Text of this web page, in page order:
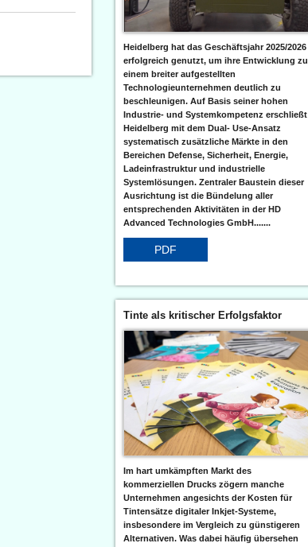
Heidelberg hat das Geschäftsjahr 2025/2026
erfolgreich genutzt, um ihre Entwicklung zu
einem breiter aufgestellten
Technologieunternehmen deutlich zu
beschleunigen. Auf Basis seiner hohen
Industrie- und Systemkompetenz erschließt
Heidelberg mit dem Dual- Use-Ansatz
systematisch zusätzliche Märkte in den
Bereichen Defense, Sicherheit, Energie,
Ladeinfrastruktur und industrielle
Systemlösungen. Zentraler Baustein dieser
Ausrichtung ist die Bündelung aller
entsprechenden Aktivitäten in der HD
Advanced Technologies GmbH.......
PDF
Tinte als kritischer Erfolgsfaktor
Im hart umkämpften Markt des
kommerziellen Drucks zögern manche
Unternehmen angesichts der Kosten für
Tintensätze digitaler Inkjet-Systeme,
insbesondere im Vergleich zu günstigeren
Alternativen. Was dabei häufig übersehen